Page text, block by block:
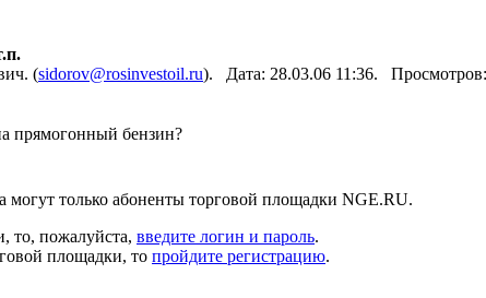
(sidorov@rosinvestoil.ru). Дата: 28.03.06 11:36.
прямогонный бензин?
могут только абоненты торговой площадки NGE.RU.
то, пожалуйста, введите логин и пароль.
площадки, то пройдите регистрацию.